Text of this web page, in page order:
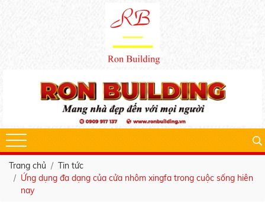
Trang chủ
Tin tức
Ứng dụng đa dạng của cửa nhôm xingfa trong cuộc sống hiên
nay